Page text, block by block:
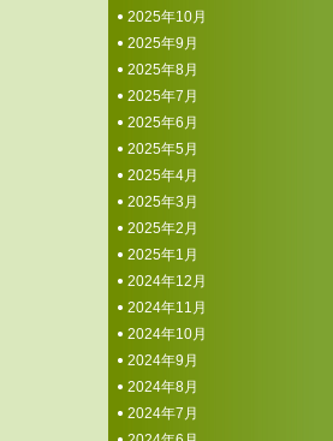
2025年10月
2025年9月
2025年8月
2025年7月
2025年6月
2025年5月
2025年4月
2025年3月
2025年2月
2025年1月
2024年12月
2024年11月
2024年10月
2024年9月
2024年8月
2024年7月